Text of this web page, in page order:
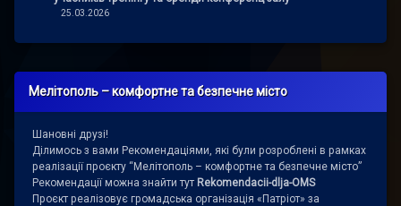
25.03.2026
Мелітополь – комфортне та безпечне місто
Шановні друзі!
Ділимось з вами Рекомендаціями, які були розроблені в рамках
реалізації проєкту “Мелітополь – комфортне та безпечне місто”
Рекомендації можна знайти тут Rekomendacii-dlja-OMS
Проєкт реалізовує громадська організація «Патріот» за